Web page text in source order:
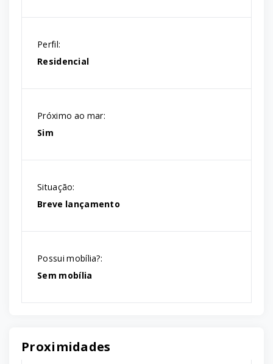
Perfil:
Residencial
Próximo ao mar:
Sim
Situação:
Breve lançamento
Possui mobília?:
Sem mobília
Proximidades